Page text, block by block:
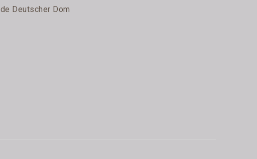
Deutscher Dom